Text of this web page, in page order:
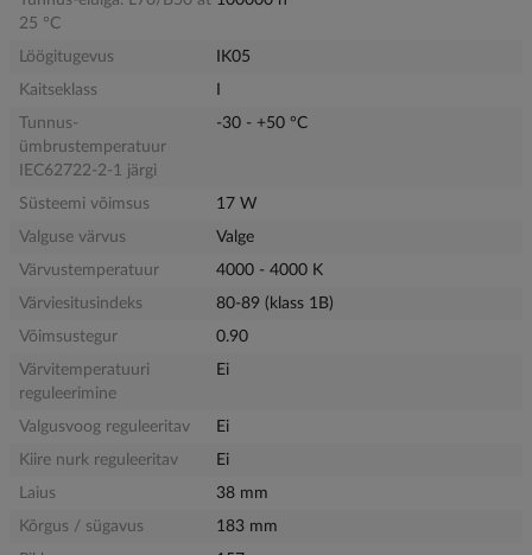
25 °C
Löögitugevus
IK05
Kaitseklass
Tunnus-
ümbrustemperatuur
IEC62722-2-1 järgi
-30 - +50 °C
Süsteemi võimsus
17 W
Valguse värvus
Valge
Värvustemperatuur
4000 - 4000 K
Värviesitusindeks
80-89 (klass 1B)
Võimsustegur
0.90
Värvitemperatuuri
reguleerimine
Ei
Valgusvoog reguleeritav
Ei
Kiire nurk reguleeritav
Ei
Laius
38 mm
Kõrgus / sügavus
183 mm